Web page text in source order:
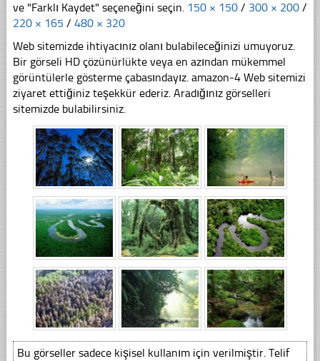
ve "Farklı Kaydet" seçeneğini seçin. 150 × 150 / 300 × 200 /
220 × 165 / 480 × 320
Web sitemizde ihtiyacınız olanı bulabileceğinizi umuyoruz.
Bir görseli HD çözünürlükte veya en azından mükemmel
görüntülerle gösterme çabasındayız. amazon-4 Web sitemizi
ziyaret ettiğiniz teşekkür ederiz. Aradığınız görselleri
sitemizde bulabilirsiniz.
Bu görseller sadece kişisel kullanım için verilmiştir. Telif